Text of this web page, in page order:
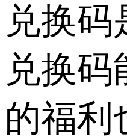
兑换码
兑换
的福利